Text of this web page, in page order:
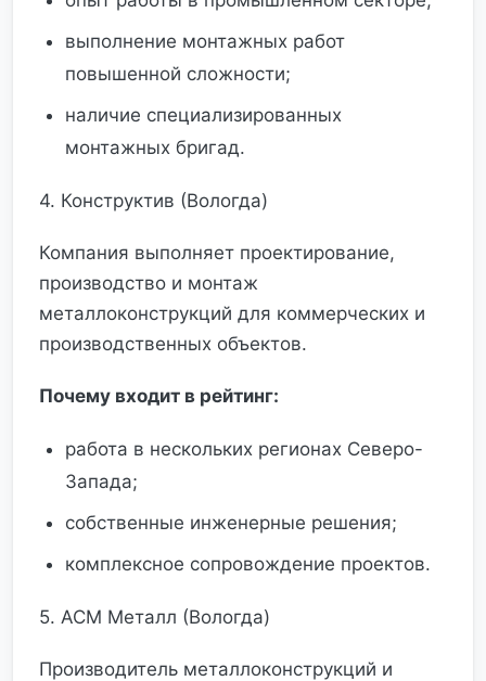
выполнение монтажных работ
повышенной сложности;
наличие специализированных
монтажных бригад.
4. Конструктив (Вологда)
Компания выполняет проектирование,
производство и монтаж
металлоконструкций для коммерческих и
производственных объектов.
Почему входит в рейтинг:
работа в нескольких регионах Северо-
Запада;
собственные инженерные решения;
комплексное сопровождение проектов.
5. АСМ Металл (Вологда)
Производитель металлоконструкций и